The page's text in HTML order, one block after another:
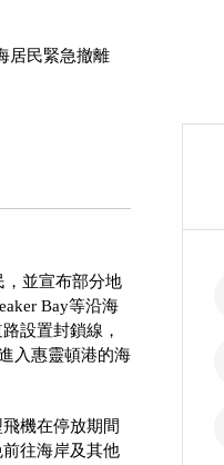
居民緊急撤離
，並宣布部分地
Bay等沿海
設置封鎖線，
入惠靈頓港的海
機在停放期間
往海岸及其他